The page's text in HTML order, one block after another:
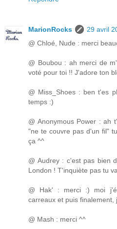
MarionRocks
29 avril
@ Chloé, Nude : merci
@ Boubou : ah merci de
voté pour toi !! J'adore ton
@ Miss_Shoes : ben t'es
temps :)
@ Anonymous Power : ah
"ne te couvre pas d'un fil"
ça ^^
@ Audrey : c'est pas bien
London ! T'inquiète pas tu
@ Hak' : merci :) moi
carreaux et puis
@ Mash : merci ^^